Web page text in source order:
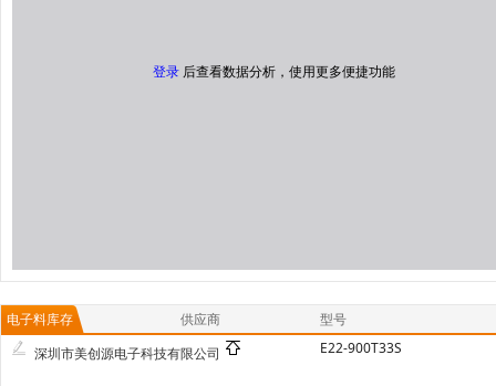
登录 后查看数据分析，使用更多便捷功能
电子料库存 供应商
型号
深圳市美创源电子科技有限公司
E22-900T33S